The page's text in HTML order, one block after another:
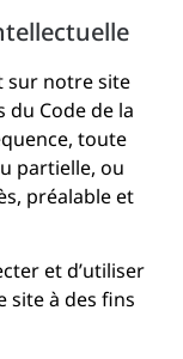
sur notre site
Code de la
toute
partielle, ou
préalable et
et d’utiliser
site à des fins